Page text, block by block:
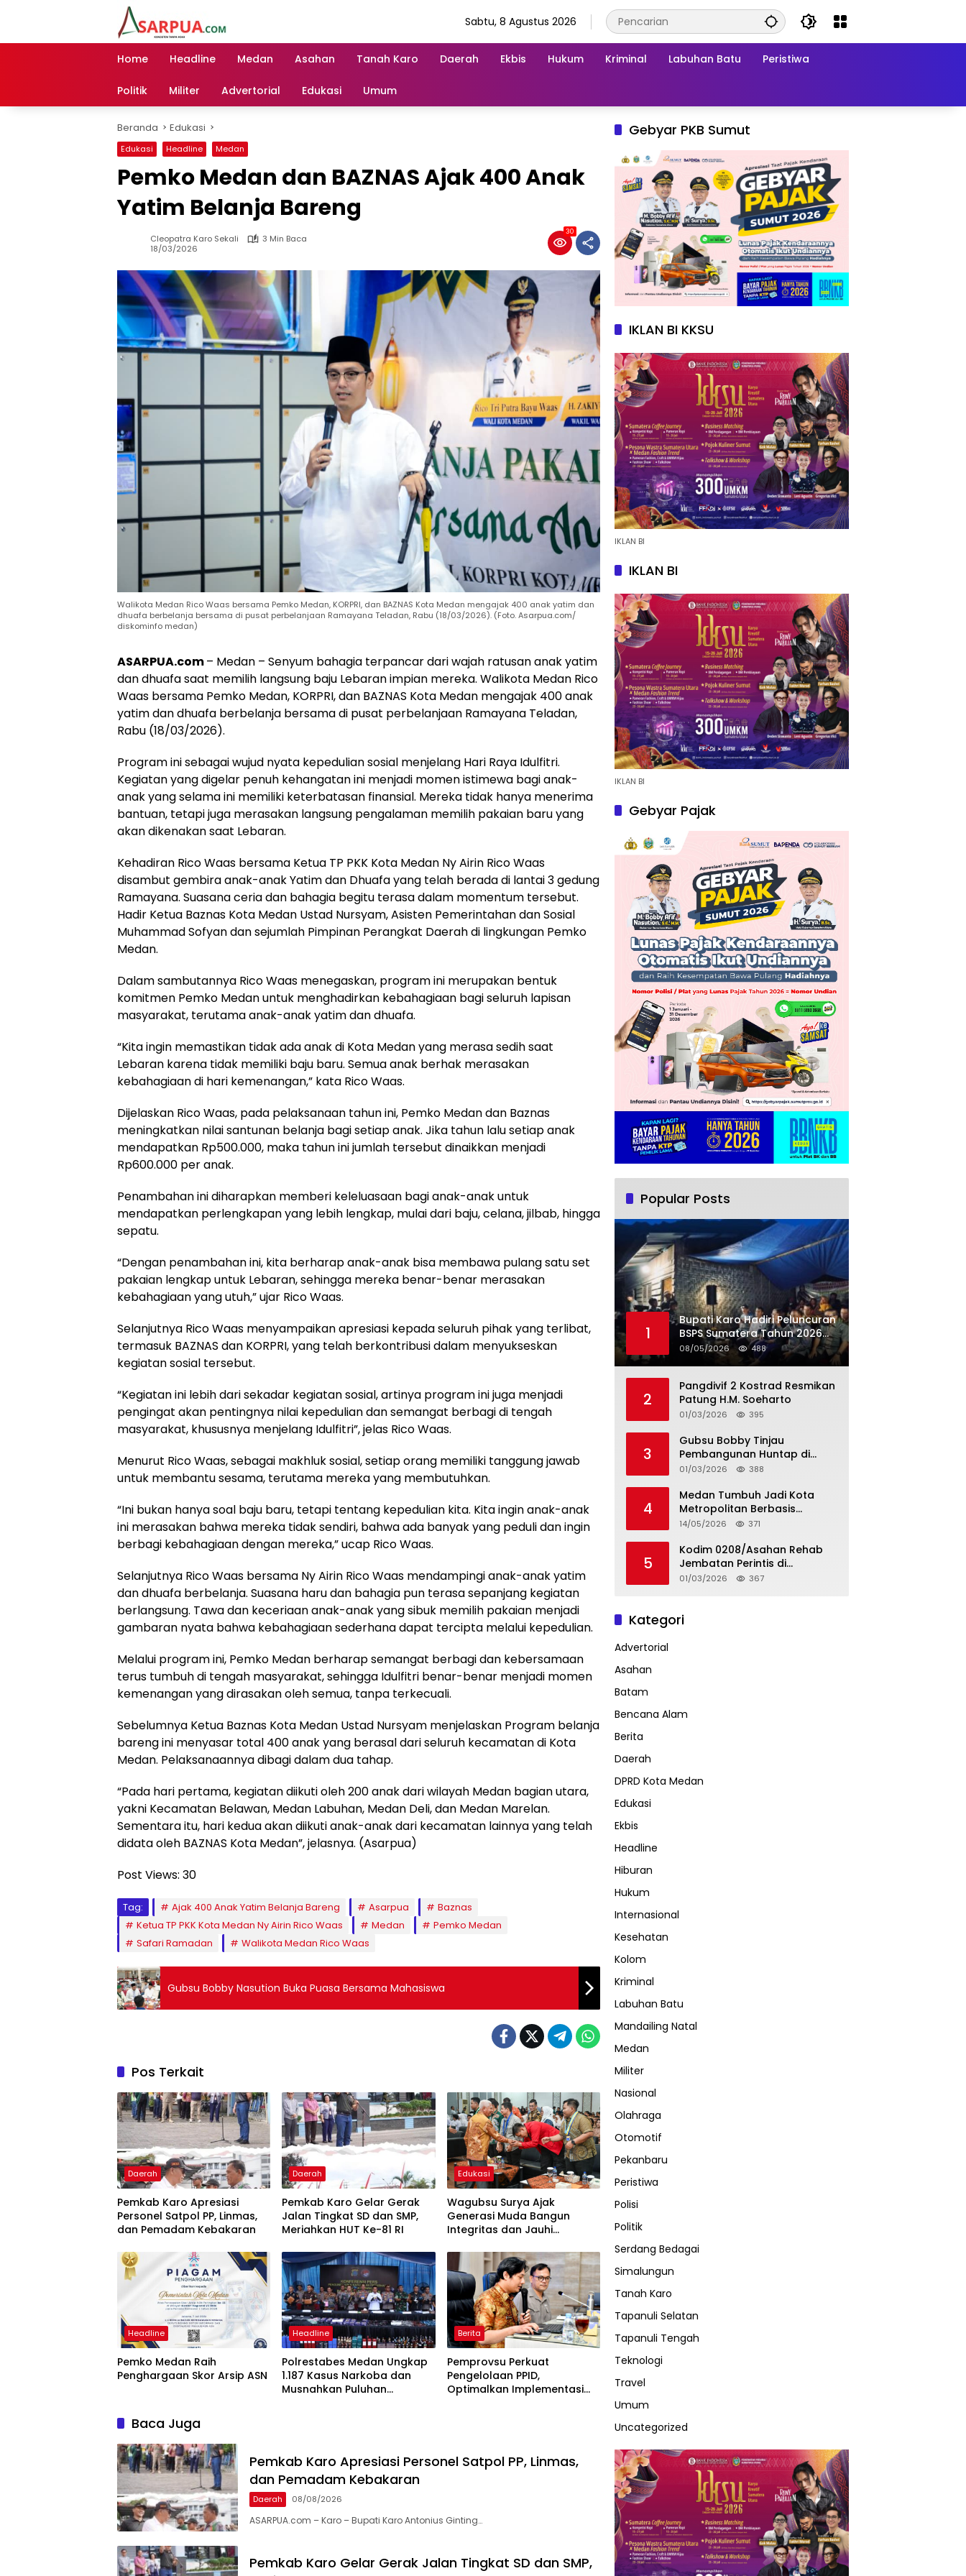
Sabtu, 8 Agustus 2026
Home Headline Medan Asahan Tanah Karo Daerah Ekbis Hukum Kriminal Labuhan Batu Peristiwa
Politik Militer Advertorial Edukasi Umum
Beranda Edukasi
Edukasi Headline Medan
Pemko Medan dan BAZNAS Ajak 400 Anak
Yatim Belanja Bareng
Cleopatra Karo Sekali
3 Min Baca
18/03/2026
30
Walikota Medan Rico Waas bersama Pemko Medan, KORPRI, dan BAZNAS Kota Medan mengajak 400 anak yatim dan
dhuafa berbelanja bersama di pusat perbelanjaan Ramayana Teladan, Rabu (18/03/2026). (Foto. Asarpua.com/
diskominfo medan)
ASARPUA.com– Medan – Senyum bahagia terpancar dari wajah ratusan anak yatim
dan dhuafa saat memilih langsung baju Lebaran impian mereka. Walikota Medan Rico
Waas bersama Pemko Medan, KORPRI, dan BAZNAS Kota Medan mengajak 400 anak
yatim dan dhuafa berbelanja bersama di pusat perbelanjaan Ramayana Teladan,
Rabu (18/03/2026).
Program ini sebagai wujud nyata kepedulian sosial menjelang Hari Raya Idulfitri.
Kegiatan yang digelar penuh kehangatan ini menjadi momen istimewa bagi anak-
anak yang selama ini memiliki keterbatasan finansial. Mereka tidak hanya menerima
bantuan, tetapi juga merasakan langsung pengalaman memilih pakaian baru yang
akan dikenakan saat Lebaran.
Kehadiran Rico Waas bersama Ketua TP PKK Kota Medan Ny Airin Rico Waas
disambut gembira anak-anak Yatim dan Dhuafa yang telah berada di lantai 3 gedung
Ramayana. Suasana ceria dan bahagia begitu terasa dalam momentum tersebut.
Hadir Ketua Baznas Kota Medan Ustad Nursyam, Asisten Pemerintahan dan Sosial
Muhammad Sofyan dan sejumlah Pimpinan Perangkat Daerah di lingkungan Pemko
Medan.
Dalam sambutannya Rico Waas menegaskan, program ini merupakan bentuk
komitmen Pemko Medan untuk menghadirkan kebahagiaan bagi seluruh lapisan
masyarakat, terutama anak-anak yatim dan dhuafa.
“Kita ingin memastikan tidak ada anak di Kota Medan yang merasa sedih saat
Lebaran karena tidak memiliki baju baru. Semua anak berhak merasakan
kebahagiaan di hari kemenangan,” kata Rico Waas.
Dijelaskan Rico Waas, pada pelaksanaan tahun ini, Pemko Medan dan Baznas
meningkatkan nilai santunan belanja bagi setiap anak. Jika tahun lalu setiap anak
mendapatkan Rp500.000, maka tahun ini jumlah tersebut dinaikkan menjadi
Rp600.000 per anak.
Penambahan ini diharapkan memberi keleluasaan bagi anak-anak untuk
mendapatkan perlengkapan yang lebih lengkap, mulai dari baju, celana, jilbab, hingga
sepatu.
“Dengan penambahan ini, kita berharap anak-anak bisa membawa pulang satu set
pakaian lengkap untuk Lebaran, sehingga mereka benar-benar merasakan
kebahagiaan yang utuh,” ujar Rico Waas.
Selanjutnya Rico Waas menyampaikan apresiasi kepada seluruh pihak yang terlibat,
termasuk BAZNAS dan KORPRI, yang telah berkontribusi dalam menyukseskan
kegiatan sosial tersebut.
“Kegiatan ini lebih dari sekadar kegiatan sosial, artinya program ini juga menjadi
pengingat akan pentingnya nilai kepedulian dan semangat berbagi di tengah
masyarakat, khususnya menjelang Idulfitri”, jelas Rico Waas.
Menurut Rico Waas, sebagai makhluk sosial, setiap orang memiliki tanggung jawab
untuk membantu sesama, terutama mereka yang membutuhkan.
“Ini bukan hanya soal baju baru, tetapi tentang kepedulian kita. Kita ingin anak-anak
ini merasakan bahwa mereka tidak sendiri, bahwa ada banyak yang peduli dan ingin
berbagi kebahagiaan dengan mereka,” ucap Rico Waas.
Selanjutnya Rico Waas bersama Ny Airin Rico Waas mendampingi anak-anak yatim
dan dhuafa berbelanja. Suasana haru dan bahagia pun terasa sepanjang kegiatan
berlangsung. Tawa dan keceriaan anak-anak yang sibuk memilih pakaian menjadi
gambaran nyata bahwa kebahagiaan sederhana dapat tercipta melalui kepedulian.
Melalui program ini, Pemko Medan berharap semangat berbagi dan kebersamaan
terus tumbuh di tengah masyarakat, sehingga Idulfitri benar-benar menjadi momen
kemenangan yang dirasakan oleh semua, tanpa terkecuali.
Sebelumnya Ketua Baznas Kota Medan Ustad Nursyam menjelaskan Program belanja
bareng ini menyasar total 400 anak yang berasal dari seluruh kecamatan di Kota
Medan. Pelaksanaannya dibagi dalam dua tahap.
“Pada hari pertama, kegiatan diikuti oleh 200 anak dari wilayah Medan bagian utara,
yakni Kecamatan Belawan, Medan Labuhan, Medan Deli, dan Medan Marelan.
Sementara itu, hari kedua akan diikuti anak-anak dari kecamatan lainnya yang telah
didata oleh BAZNAS Kota Medan”, jelasnya. (Asarpua)
Post Views: 30
Tag: Ajak 400 Anak Yatim Belanja Bareng Asarpua
Baznas
Ketua TP PKK Kota Medan Ny Airin Rico Waas
Medan
Pemko Medan
Safari Ramadan
Walikota Medan Rico Waas
Gubsu Bobby Nasution Buka Puasa Bersama Mahasiswa
Pos Terkait
Daerah
Pemkab Karo Apresiasi
Personel Satpol PP, Linmas,
dan Pemadam Kebakaran
Daerah
Pemkab Karo Gelar Gerak
Jalan Tingkat SD dan SMP,
Meriahkan HUT Ke-81 RI
Edukasi
Wagubsu Surya Ajak
Generasi Muda Bangun
Integritas dan Jauhi
Headline
Pemko Medan Raih
Penghargaan Skor Arsip ASN
Headline
Polrestabes Medan Ungkap
1.187 Kasus Narkoba dan
Musnahkan Puluhan
Berita
Pemprovsu Perkuat
Pengelolaan PPID,
Optimalkan Implementasi
Baca Juga
Pemkab Karo Apresiasi Personel Satpol PP, Linmas,
dan Pemadam Kebakaran
Daerah 08/08/2026
ASARPUA.com – Karo – Bupati Karo Antonius Ginting…
Pemkab Karo Gelar Gerak Jalan Tingkat SD dan SMP,
Gebyar PKB Sumut
IKLAN BI KKSU
IKLAN BI
IKLAN BI
IKLAN BI
Gebyar Pajak
Popular Posts
1
Bupati Karo Hadiri Peluncuran
BSPS Sumatera Tahun 2026
Secarra Daring
08/05/2026 488
2
Pangdivif 2 Kostrad Resmikan
Patung H.M. Soeharto
01/03/2026 395
3
Gubsu Bobby Tinjau
Pembangunan Huntap di
Tapteng
01/03/2026 388
4
Medan Tumbuh Jadi Kota
Metropolitan Berbasis
Teknologi
14/05/2026 371
5
Kodim 0208/Asahan Rehab
Jembatan Perintis di
Mandarsah
01/03/2026 367
Kategori
Advertorial
Asahan
Batam
Bencana Alam
Berita
Daerah
DPRD Kota Medan
Edukasi
Ekbis
Headline
Hiburan
Hukum
Internasional
Kesehatan
Kolom
Kriminal
Labuhan Batu
Mandailing Natal
Medan
Militer
Nasional
Olahraga
Otomotif
Pekanbaru
Peristiwa
Polisi
Politik
Serdang Bedagai
Simalungun
Tanah Karo
Tapanuli Selatan
Tapanuli Tengah
Teknologi
Travel
Umum
Uncategorized